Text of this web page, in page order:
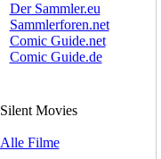
Der Sammler.eu
Sammlerforen.net
Comic Guide.net
Comic Guide.de
Silent Movies
Alle Filme